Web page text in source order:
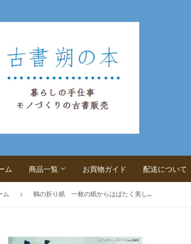
ム 商品一覧 お買物ガイド 配送について
ム › 鶴の折り紙 一枚の紙からはばたく美しい鶴たち